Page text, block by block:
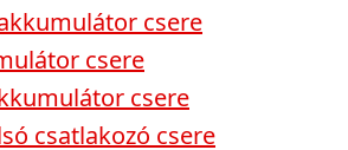
csere
csere
csere
csatlakozó csere